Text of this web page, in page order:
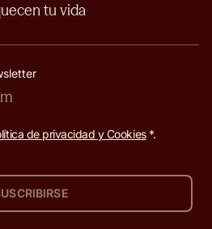
tu vida
de privacidad y Cookies*.